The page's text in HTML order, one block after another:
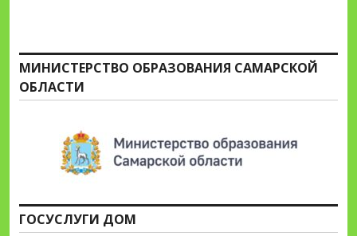
МИНИСТЕРСТВО ОБРАЗОВАНИЯ САМАРСКОЙ
ОБЛАСТИ
ГОСУСЛУГИ ДОМ